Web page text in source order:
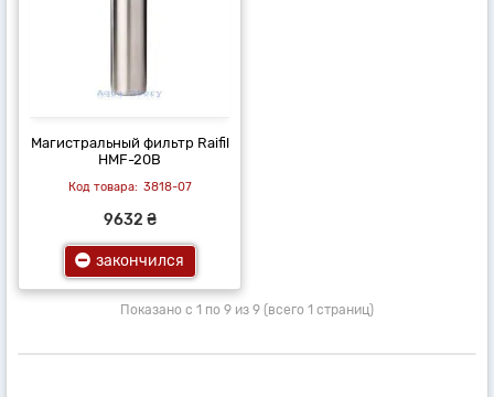
Магистральный фильтр Raifil
HMF-20B
3818-07
9632 ₴
закончился
Показано с 1 по 9 из 9 (всего 1 страниц)